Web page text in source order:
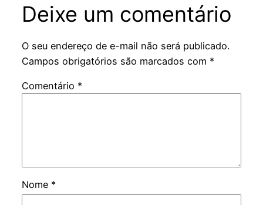
Deixe um comentário
O seu endereço de e-mail não será publicado.
Campos obrigatórios são marcados com *
Comentário *
Nome *